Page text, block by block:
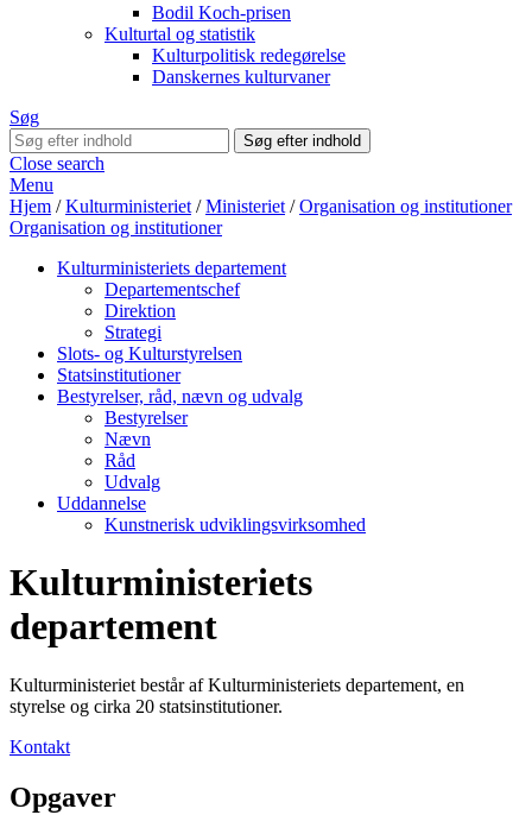
Bodil Koch-prisen
Kulturtal og statistik
Kulturpolitisk redegørelse
Danskernes kulturvaner
Søg
Close search
Menu
Hjem /Kulturministeriet /Ministeriet /Organisation og institutioner
Organisation og institutioner
Kulturministeriets departement
Departementschef
Direktion
Strategi
Slots- og Kulturstyrelsen
Statsinstitutioner
Bestyrelser, råd, nævn og udvalg
Bestyrelser
Nævn
Råd
Udvalg
Uddannelse
Kunstnerisk udviklingsvirksomhed
Kulturministeriets
departement
Kulturministeriet består af Kulturministeriets departement, en
styrelse og cirka 20 statsinstitutioner.
Kontakt
Opgaver